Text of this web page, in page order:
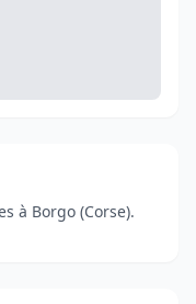
à Borgo (Corse).